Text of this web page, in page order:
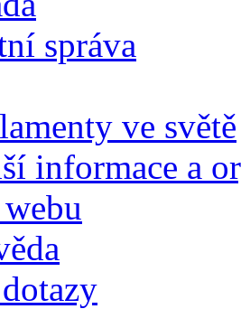
správa
ve světě
informace a